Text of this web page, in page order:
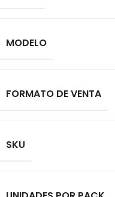
MODELO
FORMATO DE VENTA
SKU